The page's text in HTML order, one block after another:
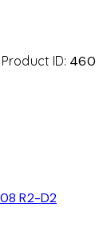
Product ID: 460